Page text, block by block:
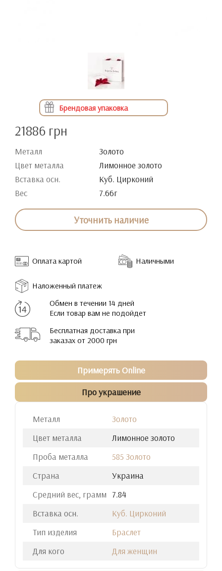
Брендовая упаковка
21886 грн
Металл
Золото
Цвет металла
Лимонное золото
Вставка осн.
Куб. Цирконий
Вес
7.66г
Уточнить наличие
Оплата картой Наличными
Наложенный платеж
Обмен в течении 14 дней
Если товар вам не подойдет
Бесплатная доставка при
заказах от 2000 грн
Примерять Online
Про украшение
Металл
Золото
Цвет металла
Лимонное золото
Проба металла
585 Золото
Страна
Украина
Средний вес, грамм
7.84
Вставка осн.
Куб. Цирконий
Тип изделия
Браслет
Для кого
Для женщин